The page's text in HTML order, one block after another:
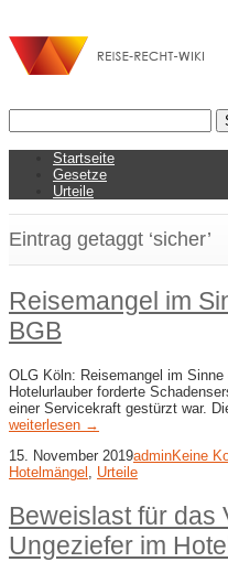
Startseite
Gesetze
Urteile
Eintrag getaggt ‘sicher’
Reisemangel im
BGB
OLG Köln: Reisemangel im
Hotelurlauber forderte
einer Servicekraft gestürzt war.
weiterlesen →
15. November 2019adminKeine
Hotelmängel , Urteile
Beweislast für das
Ungeziefer im